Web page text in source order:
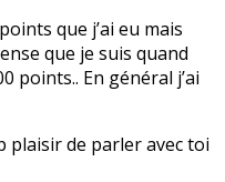
que j’ai eu mais
que je suis quand
points.. En général j’ai
plaisir de parler avec toi